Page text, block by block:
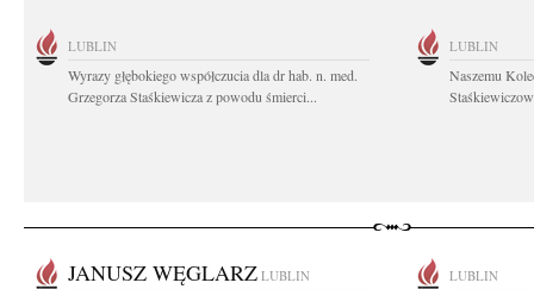
LUBLIN
Wyrazy głębokiego współczucia dla dr hab. n. med.
Grzegorza Staśkiewicza z powodu śmierci...
LUBLIN
Naszemu
JANUSZ WĘGLARZ LUBLIN LUBLIN